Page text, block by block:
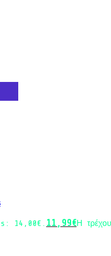
14,00€. 11,99€Η